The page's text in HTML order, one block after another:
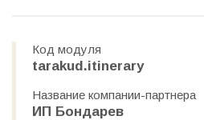
Код модуля
tarakud.itinerary
Название компании-партнера
ИП Бондарев